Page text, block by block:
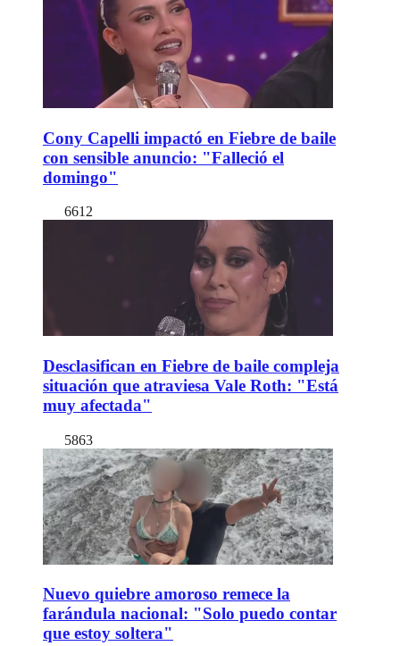
Cony Capelli impactó en Fiebre de baile
con sensible anuncio: "Falleció el
domingo"
6612
Desclasifican en Fiebre de baile compleja
situación que atraviesa Vale Roth: "Está
muy afectada"
5863
Nuevo quiebre amoroso remece la
farándula nacional: "Solo puedo contar
que estoy soltera"